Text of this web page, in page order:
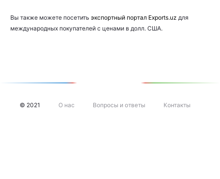
Вы также можете посетить экспортный портал Exports.uz для
международных покупателей с ценами в долл. США.
© 2021 О нас Вопросы и ответы Контакты